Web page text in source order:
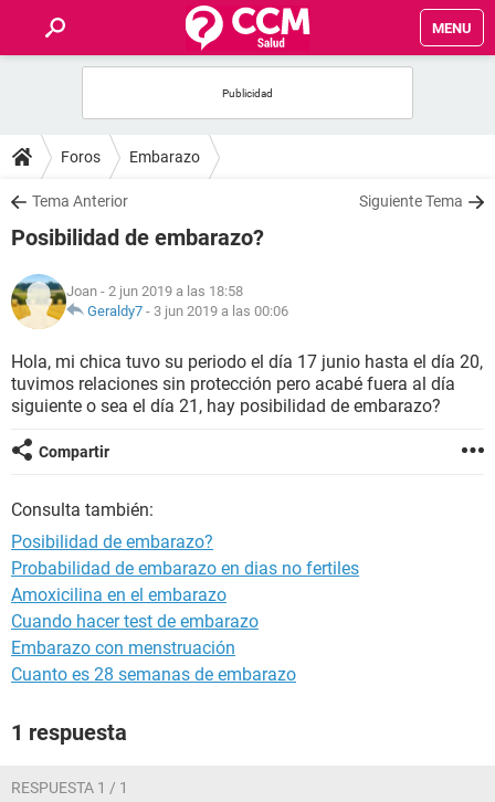
MENU
FOROS
SALUD
NUTRICIÓN
BIENESTAR
Foros Embarazo
Tema Anterior Siguiente Tema
Posibilidad de embarazo?
Joan - 2 jun 2019 a las 18:58
Geraldy7 - 3 jun 2019 a las 00:06
Hola, mi chica tuvo su periodo el día 17 junio hasta el día 20,
tuvimos relaciones sin protección pero acabé fuera al día
siguiente o sea el día 21, hay posibilidad de embarazo?
Compartir
Consulta también:
Posibilidad de embarazo?
Probabilidad de embarazo en dias no fertiles
Amoxicilina en el embarazo
Cuando hacer test de embarazo
Embarazo con menstruación
Cuanto es 28 semanas de embarazo
1 respuesta
RESPUESTA 1 / 1